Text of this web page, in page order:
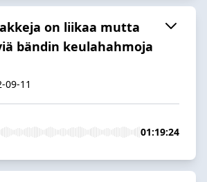
on liikaa mutta
bändin keulahahmoja
09-11
01:19:24